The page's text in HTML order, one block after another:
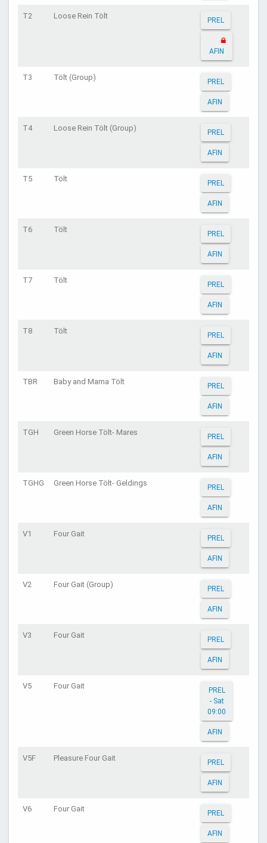
T2 Loose Rein Tölt PREL
AFIN
T3 Tölt (Group) PREL
AFIN
T4 Loose Rein Tölt (Group) PREL
AFIN
T5 Tölt PREL
AFIN
T6 Tölt PREL
AFIN
T7 Tölt PREL
AFIN
T8 Tölt PREL
AFIN
TBR Baby and Mama Tölt PREL
AFIN
TGH Green Horse Tölt- Mares PREL
AFIN
TGHG Green Horse Tölt- Geldings PREL
AFIN
V1 Four Gait PREL
AFIN
V2 Four Gait (Group) PREL
AFIN
V3 Four Gait PREL
AFIN
V5 Four Gait
PREL
- Sat
09:00
AFIN
V5F Pleasure Four Gait PREL
AFIN
V6 Four Gait PREL
AFIN